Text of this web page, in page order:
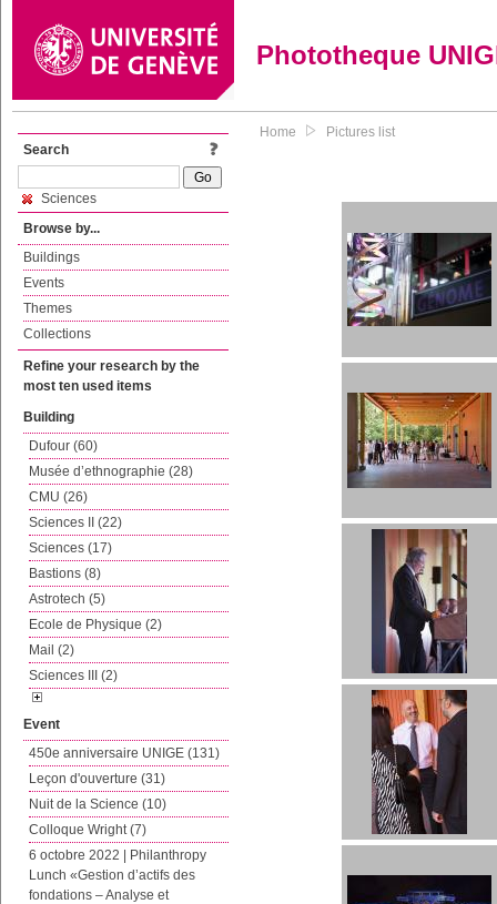
Phototheque
Search
Sciences
Browse by...
Buildings
Events
Themes
Collections
Refine your research by the
most ten used items
Building
Dufour (60)
Musée d’ethnographie (28)
CMU (26)
Sciences II (22)
Sciences (17)
Bastions (8)
Astrotech (5)
Ecole de Physique (2)
Mail (2)
Sciences III (2)
Event
450e anniversaire UNIGE (131)
Leçon d'ouverture (31)
Nuit de la Science (10)
Colloque Wright (7)
6 octobre 2022 | Philanthropy
Lunch «Gestion d’actifs des
fondations – Analyse et
Home Pictures list